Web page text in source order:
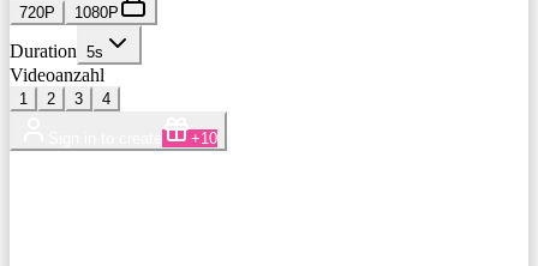
720P 1080P
Duration 5s
Videoanzahl
1 2 3 4
+10